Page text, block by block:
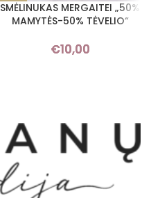
SMĖLINUKAS MERGAITEI „50%
MAMYTĖS-50% TĖVELIO“
€10,00